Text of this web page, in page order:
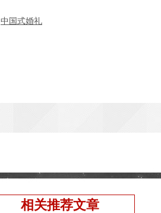
中国式婚礼
相关推荐文章